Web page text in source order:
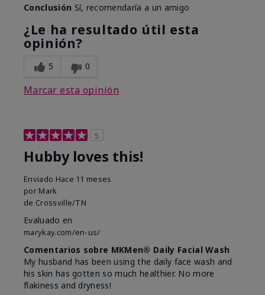
Conclusión Sí, recomendaría a un amigo
¿Le ha resultado útil esta
opinión?
5 0
Marcar esta opinión
5
Hubby loves this!
Enviado Hace 11 meses
por Mark
de Crossville/TN
Evaluado en
marykay.com/en-us/
Comentarios sobre MKMen® Daily Facial Wash
My husband has been using the daily face wash and
his skin has gotten so much healthier. No more
flakiness and dryness!